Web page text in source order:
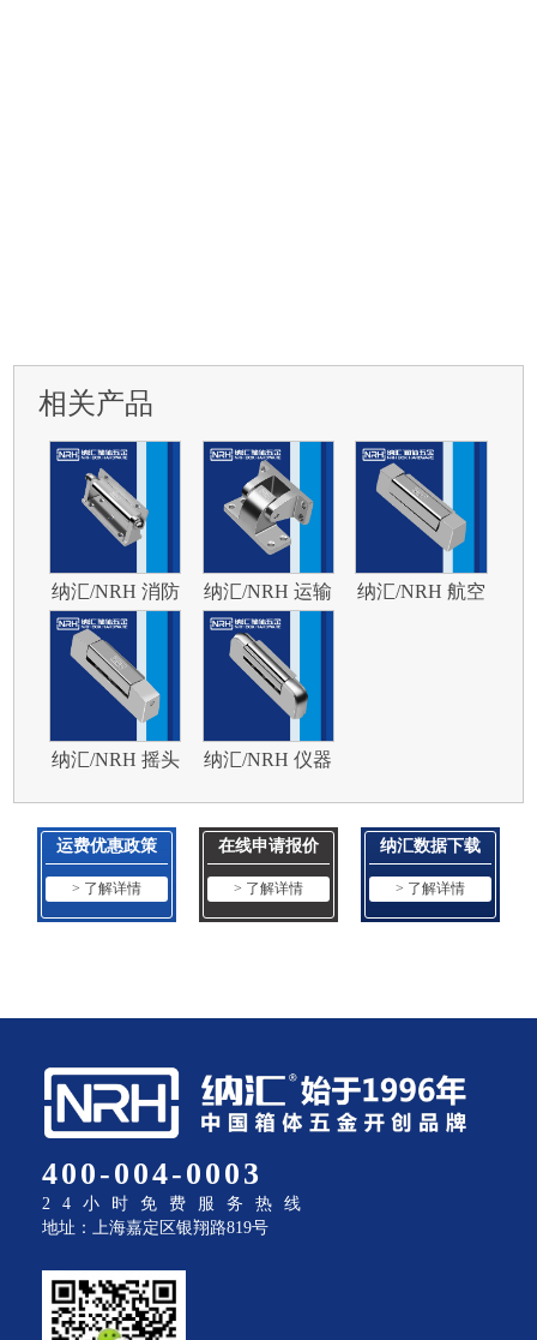
相关产品
纳汇/NRH 消防
箱电箱合页
8731-138
纳汇/NRH 运输
空投箱合页
8732-78
纳汇/NRH 航空
纳汇/NRH 摇头
8734-119
纳汇/NRH 仪器
125
运费优惠政策
> 了解详情
在线申请报价
> 了解详情
纳汇数据下载
> 了解详情
400-004-0003
24小时免费服务热线
地址：上海嘉定区银翔路819号